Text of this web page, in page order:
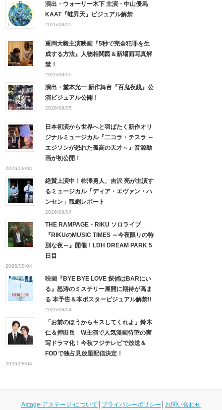
演出・ウォーリー木下 主演・中山優馬
KAAT『蛙昇天』ビジュアル解禁
2026/08/05
重岡大毅主演映画『5秒で完全犯罪を生
成する方法』人物相関図＆新場面写真解
禁！
2026/08/05
演出・堂本光一 新作舞台『百鬼夜鏡』公
演ビジュアル公開！
2026/08/05
日本初演から世界へと羽ばたく新作オリ
ジナルミュージカル『二コラ・テスラ ～
エジソンが恐れた孤高の天才～』音源動
画が初公開！
2026/08/04
絶賛上演中！柿澤勇人、吉沢 亮が主演す
るミュージカル「ディア・エヴァン・ハ
ンセン」観劇レポート
2026/08/04
THE RAMPAGE・RIKU ソロライブ
『RIKUのMUSIC TIMES ～今夜限りの特
別な夜～』開催！LDH DREAM PARK 5
日目
2026/08/04
映画『BYE BYE LOVE 探偵はBARにい
る』怒涛のミステリー展開に期待が高ま
る 本予告＆本ポスタービジュアル解禁!!
2026/08/04
「お前のほうからキスしてくれよ」鈴木
仁＆押田岳 W主演で人気漫画待望の実
写ドラマ化！今秋フジテレビで放送＆
FODで独占見放題配信決定！
2026/08/04
Astage-アステージ-について プライバシーポリシー お問い合わせ